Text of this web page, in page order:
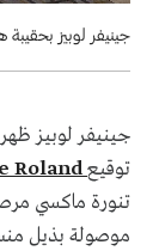
جينيفر لوبيز
جينيفر لوبيز
توقيع
تنورة ماكسي
موصولة بذيل